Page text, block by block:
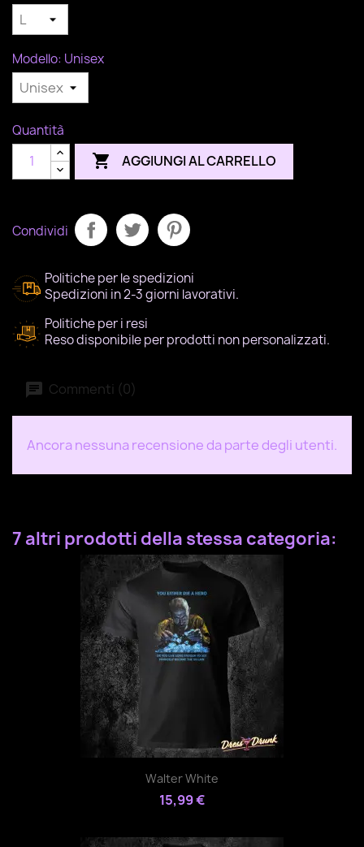
Modello: Unisex
Quantità
 AGGIUNGI AL CARRELLO
Condividi
Politiche per le spedizioni
Spedizioni in 2-3 giorni lavorativi.
Politiche per i resi
Reso disponibile per prodotti non personalizzati.
Commenti (0)
Ancora nessuna recensione da parte degli utenti.
7 altri prodotti della stessa categoria:
Walter White
15,99 €